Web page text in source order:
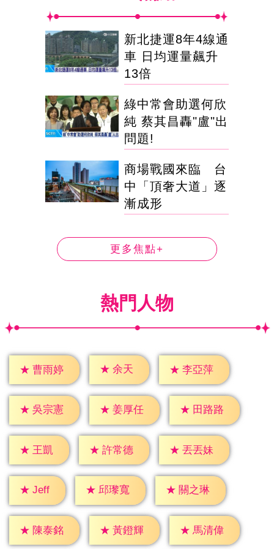
新北捷運8年4線通
車 日均運量飆升
13倍
綠中常會助選何欣
純 蔡其昌轟"盧"出
問題!
商場戰國來臨 台
中「頂奢大道」逐
漸成形
更多焦點+
熱門人物
★ 曹雨婷 ★ 余天 ★ 李亞萍
★ 吳宗憲 ★ 姜厚任 ★ 田路路
★ 王凱 ★ 許常德 ★ 丟丟妹
★ Jeff ★ 邱瓈寬 ★ 關之琳
★ 陳泰銘 ★ 黃鐙輝 ★ 馬清偉